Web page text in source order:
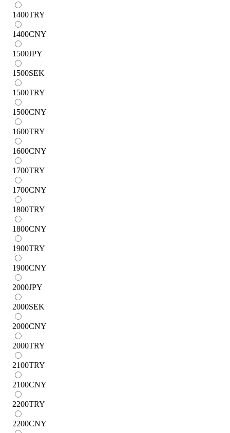
1400TRY
1400CNY
1500JPY
1500SEK
1500TRY
1500CNY
1600TRY
1600CNY
1700TRY
1700CNY
1800TRY
1800CNY
1900TRY
1900CNY
2000JPY
2000SEK
2000CNY
2000TRY
2100TRY
2100CNY
2200TRY
2200CNY